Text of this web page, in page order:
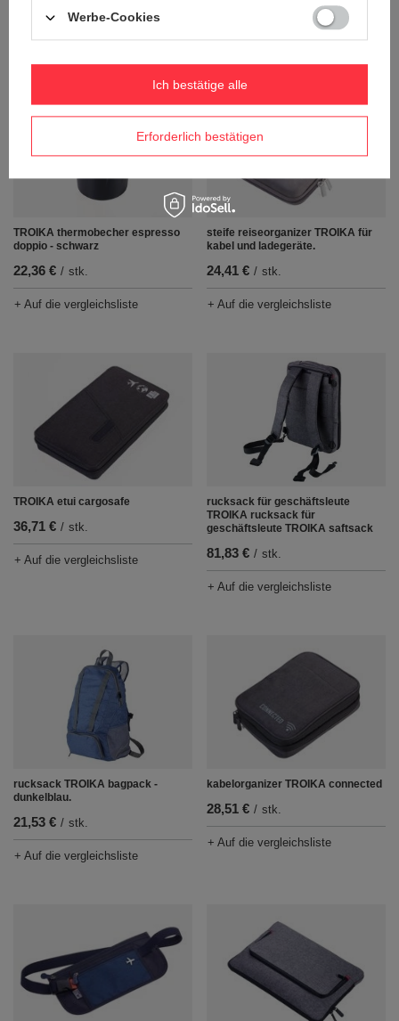
TROIKA thermobecher espresso
doppio - schwarz
22,36 € / stk.
+ Auf die vergleichsliste
steife reiseorganizer TROIKA für
kabel und ladegeräte.
24,41 € / stk.
+ Auf die vergleichsliste
TROIKA etui cargosafe
36,71 € / stk.
+ Auf die vergleichsliste
rucksack für geschäftsleute
TROIKA rucksack für
geschäftsleute TROIKA saftsack
81,83 € / stk.
+ Auf die vergleichsliste
rucksack TROIKA bagpack -
dunkelblau.
21,53 € / stk.
+ Auf die vergleichsliste
kabelorganizer TROIKA connected
28,51 € / stk.
+ Auf die vergleichsliste
Werbe-Cookies
Erforderlich bestätigen
Ich bestätige alle